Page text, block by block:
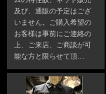
及び、通販の予定はござ
いません。ご購入希望の
お客様は事前にご連絡の
上、ご来店、ご商談が可
能な方と限らせて頂…